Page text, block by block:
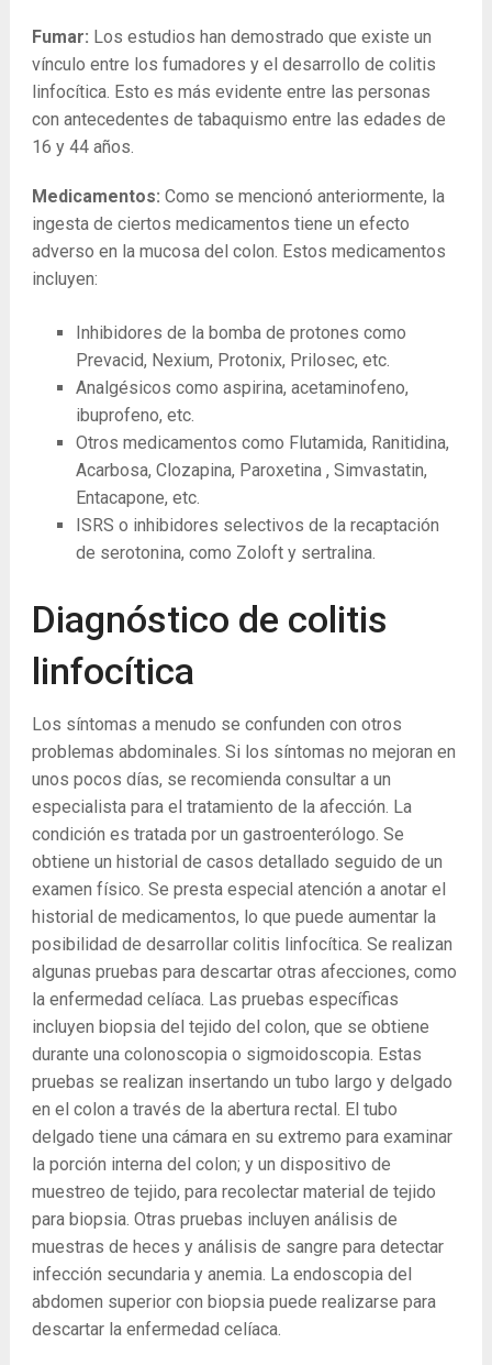
Fumar: Los estudios han demostrado que existe un
vínculo entre los fumadores y el desarrollo de colitis
linfocítica. Esto es más evidente entre las personas
con antecedentes de tabaquismo entre las edades de
16 y 44 años.
Medicamentos: Como se mencionó anteriormente, la
ingesta de ciertos medicamentos tiene un efecto
adverso en la mucosa del colon. Estos medicamentos
incluyen:
Inhibidores de la bomba de protones como
Prevacid, Nexium, Protonix, Prilosec, etc.
Analgésicos como aspirina, acetaminofeno,
ibuprofeno, etc.
Otros medicamentos como Flutamida, Ranitidina,
Acarbosa, Clozapina, Paroxetina , Simvastatin,
Entacapone, etc.
ISRS o inhibidores selectivos de la recaptación
de serotonina, como Zoloft y sertralina.
Diagnóstico de colitis
linfocítica
Los síntomas a menudo se confunden con otros
problemas abdominales. Si los síntomas no mejoran en
unos pocos días, se recomienda consultar a un
especialista para el tratamiento de la afección. La
condición es tratada por un gastroenterólogo. Se
obtiene un historial de casos detallado seguido de un
examen físico. Se presta especial atención a anotar el
historial de medicamentos, lo que puede aumentar la
posibilidad de desarrollar colitis linfocítica. Se realizan
algunas pruebas para descartar otras afecciones, como
la enfermedad celíaca. Las pruebas específicas
incluyen biopsia del tejido del colon, que se obtiene
durante una colonoscopia o sigmoidoscopia. Estas
pruebas se realizan insertando un tubo largo y delgado
en el colon a través de la abertura rectal. El tubo
delgado tiene una cámara en su extremo para examinar
la porción interna del colon; y un dispositivo de
muestreo de tejido, para recolectar material de tejido
para biopsia. Otras pruebas incluyen análisis de
muestras de heces y análisis de sangre para detectar
infección secundaria y anemia. La endoscopia del
abdomen superior con biopsia puede realizarse para
descartar la enfermedad celíaca.